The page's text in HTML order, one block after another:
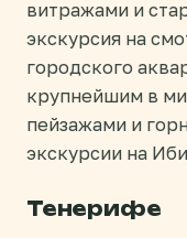
витражами и
экскурсия на
городского
крупнейшим в
пейзажами и
экскурсии на
Тенерифе